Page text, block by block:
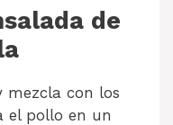
de
mezcla con los
el pollo en un